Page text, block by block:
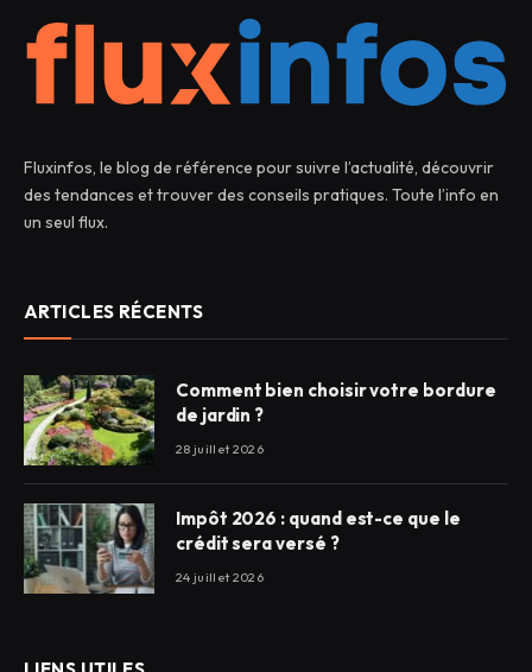
Fluxinfos, le blog de référence pour suivre l’actualité, découvrir
des tendances et trouver des conseils pratiques. Toute l’info en
un seul flux.
ARTICLES RÉCENTS
Comment bien choisir votre bordure
de jardin ?
28 juillet 2026
Impôt 2026 : quand est-ce que le
crédit sera versé ?
24 juillet 2026